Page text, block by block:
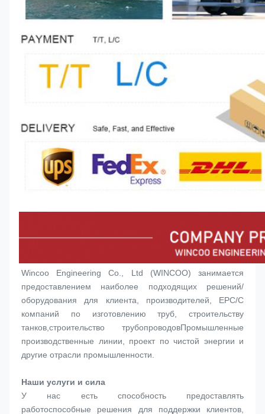
Wincoo Engineering Co., Ltd (WINCOO) занимается
предоставлением наиболее подходящих решений/
оборудования для клиента, производителей, EPC/C
компаний по изготовлению труб, строительству
танков,строительство трубопроводовПромышленные
производственные линии, проект по чистой энергии и
другие отрасли промышленности.
Наши услуги и сила
У нас есть способность предоставлять
работоспособные решения для поддержки клиентов,